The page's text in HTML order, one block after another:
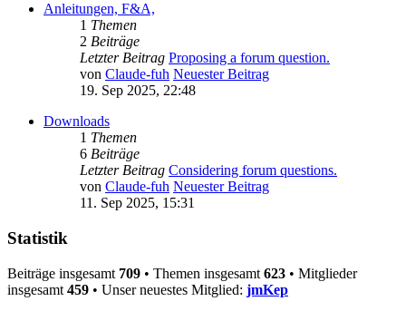
Anleitungen, F&A,
1 Themen
2 Beiträge
Letzter Beitrag Proposing a forum question.
von Claude-fuh Neuester Beitrag
19. Sep 2025, 22:48
Downloads
1 Themen
6 Beiträge
Letzter Beitrag Considering forum questions.
von Claude-fuh Neuester Beitrag
11. Sep 2025, 15:31
Statistik
Beiträge insgesamt 709 • Themen insgesamt 623 • Mitglieder
insgesamt 459 • Unser neuestes Mitglied: jmKep